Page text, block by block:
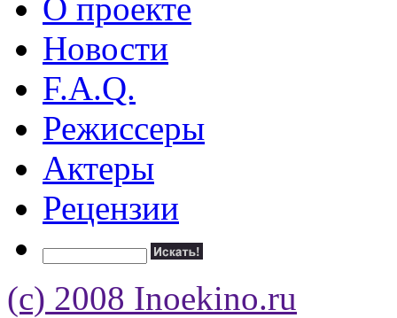
О проекте
Новости
F.A.Q.
Режиссеры
Актеры
Рецензии
(c) 2008 Inoekino.ru